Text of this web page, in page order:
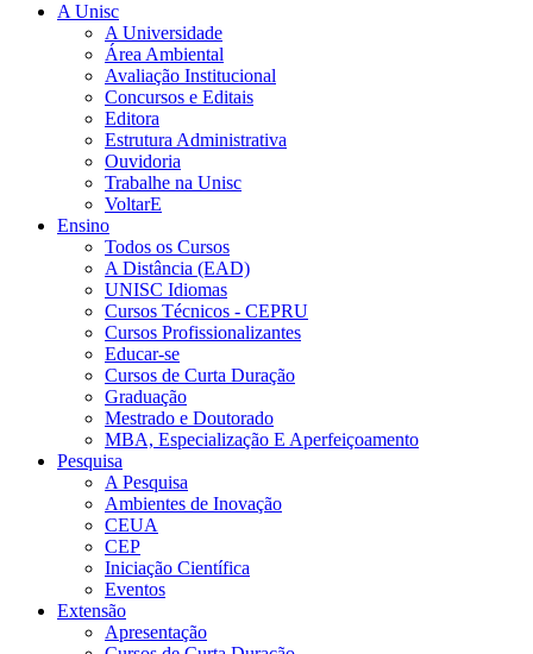
A Unisc
A Universidade
Área Ambiental
Avaliação Institucional
Concursos e Editais
Editora
Estrutura Administrativa
Ouvidoria
Trabalhe na Unisc
VoltarE
Ensino
Todos os Cursos
A Distância (EAD)
UNISC Idiomas
Cursos Técnicos - CEPRU
Cursos Profissionalizantes
Educar-se
Cursos de Curta Duração
Graduação
Mestrado e Doutorado
MBA, Especialização E Aperfeiçoamento
Pesquisa
A Pesquisa
Ambientes de Inovação
CEUA
CEP
Iniciação Científica
Eventos
Extensão
Apresentação